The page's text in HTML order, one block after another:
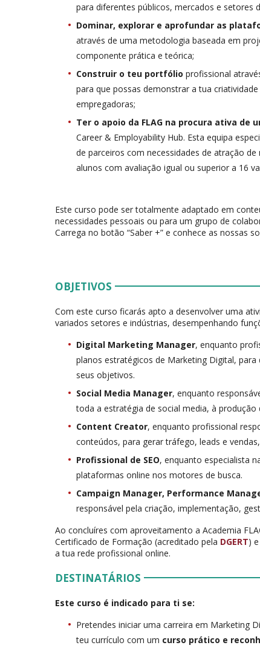
para diferentes públicos, mercados e setores
Dominar, explorar e aprofundar as
através de uma metodologia baseada em
componente prática e teórica;
Construir o teu portfólio profissional
para que possas demonstrar a tua
empregadoras;
Ter o apoio da FLAG na procura ativa de
Career & Employability Hub. Esta equipa
de parceiros com necessidades de atração
alunos com avaliação igual ou superior a 16
Este curso pode ser totalmente adaptado em
necessidades pessoais ou para um grupo de
Carrega no botão “Saber +” e conhece as nossas
OBJETIVOS
Com este curso ficarás apto a desenvolver uma
variados setores e indústrias, desempenhando
Digital Marketing Manager, enquanto
planos estratégicos de Marketing Digital,
seus objetivos.
Social Media Manager, enquanto
toda a estratégia de social media, à
Content Creator, enquanto profissional
conteúdos, para gerar tráfego, leads e
Profissional de SEO, enquanto especialista
plataformas online nos motores de busca.
Campaign Manager, Performance
responsável pela criação, implementação,
Ao concluíres com aproveitamento a Academia
Certificado de Formação (acreditado pela DGERT)
a tua rede profissional online.
DESTINATÁRIOS
Este curso é indicado para ti se:
Pretendes iniciar uma carreira em Marketing
teu currículo com um curso prático e